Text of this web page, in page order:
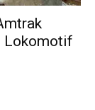
Lokomotif